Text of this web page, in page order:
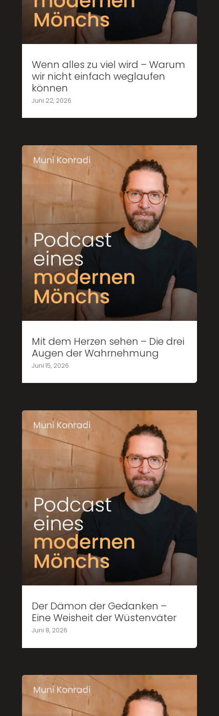
Wenn alles zu viel wird – Warum
wir nicht einfach weglaufen
können
Juni 22, 2026
Mit dem Herzen sehen – Die drei
Augen der Wahrnehmung
Juni 15, 2026
Der Dämon der Gedanken –
Eine Weisheit der Wüstenväter
Juni 8, 2026